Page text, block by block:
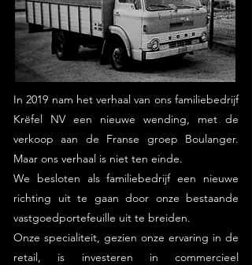
In 2019 nam het verhaal van ons familiebedrijf
Krëfel NV een nieuwe wending, met de
verkoop aan de Franse groep Boulanger.
Maar ons verhaal is niet ten einde.
We besloten als familiebedrijf een nieuwe
richting uit te gaan door onze bestaande
vastgoedportefeuille uit te breiden.
Onze specialiteit, gezien onze ervaring in de
retail, is investeren in commercieel